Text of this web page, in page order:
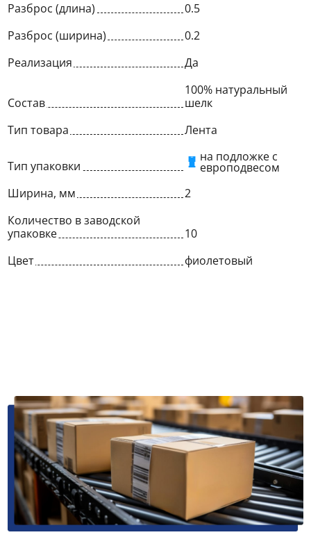
Разброс (длина)
0.5
Разброс (ширина)
0.2
Реализация
Да
Состав
100% натуральный
шелк
Тип товара
Лента
Тип упаковки
на подложке с
европодвесом
Ширина, мм
2
Количество в заводской
упаковке
10
Цвет
фиолетовый